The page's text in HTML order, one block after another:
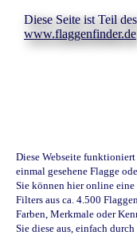
Diese Seite ist Teil
www.flaggenfinder.de
Diese Webseite
einmal gesehene Flagge
Sie können hier online
Filters aus ca. 4.500
Farben, Merkmale oder
Sie diese aus, einfach